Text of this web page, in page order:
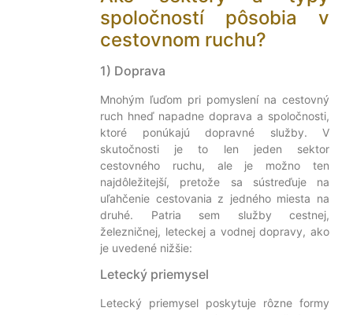
spoločností pôsobia v
cestovnom ruchu?
1) Doprava
Mnohým ľuďom pri pomyslení na cestovný
ruch hneď napadne doprava a spoločnosti,
ktoré ponúkajú dopravné služby. V
skutočnosti je to len jeden sektor
cestovného ruchu, ale je možno ten
najdôležitejší, pretože sa sústreďuje na
uľahčenie cestovania z jedného miesta na
druhé. Patria sem služby cestnej,
železničnej, leteckej a vodnej dopravy, ako
je uvedené nižšie:
Letecký priemysel
Letecký priemysel poskytuje rôzne formy